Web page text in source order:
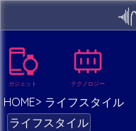
ガジェット テクノロジー
HOME
ライフスタイル
ライフスタイル